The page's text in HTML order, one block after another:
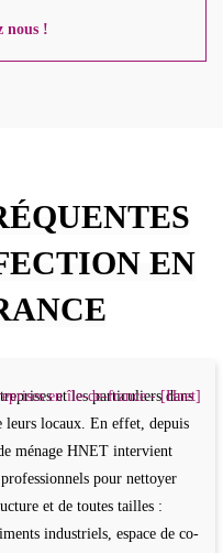
nous !
EN
et les particuliers dans
leurs locaux. En effet, depuis
ménage HNET intervient
pour nettoyer
et de toutes tailles :
industriels, espace de co-